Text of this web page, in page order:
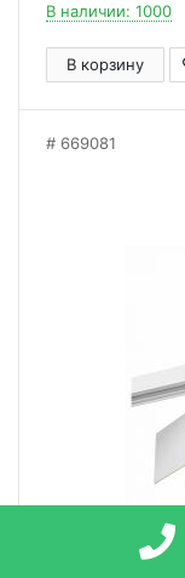
В наличии: 1000
В корзину
669081